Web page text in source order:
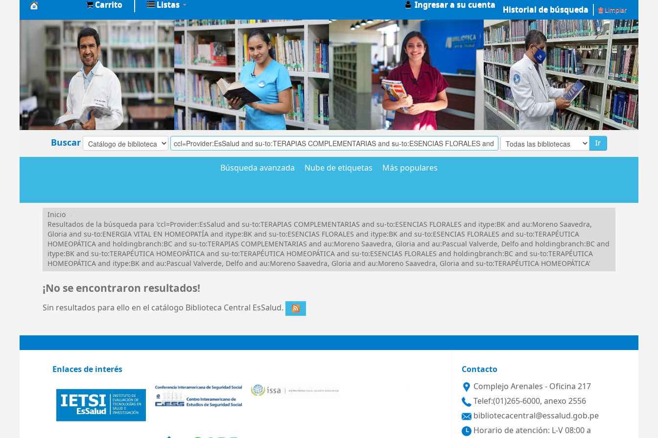
Biblioteca
Central
EsSalud
Carrito Listas Ingresar a su cuenta Historial de búsqueda Limpiar
Buscar Ir
Búsqueda avanzada Nube de etiquetas Más populares
Inicio
Resultados de la búsqueda para 'ccl=Provider:EsSalud and su-to:TERAPIAS COMPLEMENTARIAS and su-to:ESENCIAS FLORALES and itype:BK and au:Moreno Saavedra,
Gloria and su-to:ENERGIA VITAL EN HOMEOPATÍA and itype:BK and su-to:ESENCIAS FLORALES and itype:BK and su-to:ESENCIAS FLORALES and su-to:TERAPÉUTICA
HOMEOPÁTICA and holdingbranch:BC and su-to:TERAPIAS COMPLEMENTARIAS and au:Moreno Saavedra, Gloria and au:Pascual Valverde, Delfo and holdingbranch:BC and
itype:BK and su-to:TERAPÉUTICA HOMEOPÁTICA and su-to:TERAPÉUTICA HOMEOPÁTICA and su-to:ESENCIAS FLORALES and holdingbranch:BC and su-to:TERAPÉUTICA
HOMEOPÁTICA and itype:BK and au:Pascual Valverde, Delfo and au:Moreno Saavedra, Gloria and au:Moreno Saavedra, Gloria and su-to:TERAPÉUTICA HOMEOPÁTICA'
¡No se encontraron resultados!
Sin resultados para ello en el catálogo Biblioteca Central EsSalud.
Enlaces de interés
Contacto
Complejo Arenales - Oficina 217
Telef:(01)265-6000, anexo 2556
bibliotecacentral@essalud.gob.pe
Horario de atención: L-V 08:00 a